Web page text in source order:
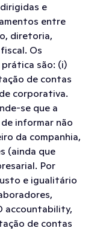
e
entre
diretoria,
Os
são: (i)
de contas
corporativa.
se que a
informar não
da companhia,
(ainda que
Por
e igualitário
accountability,
de contas